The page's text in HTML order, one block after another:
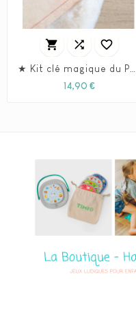
  
14,90 €Prix